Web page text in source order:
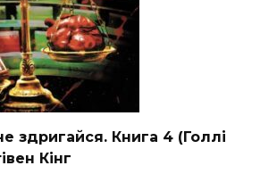
здригайся. Книга 4 (Голлі
Кінг